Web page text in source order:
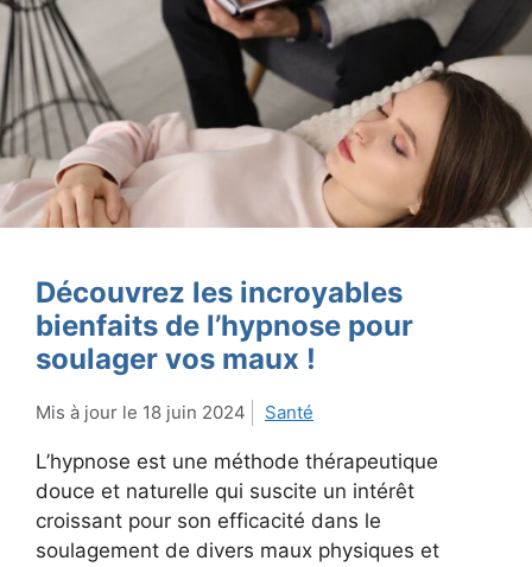
Découvrez les incroyables
bienfaits de l’hypnose pour
soulager vos maux !
18 juin 2024 Santé
L’hypnose est une méthode thérapeutique
douce et naturelle qui suscite un intérêt
croissant pour son efficacité dans le
soulagement de divers maux physiques et